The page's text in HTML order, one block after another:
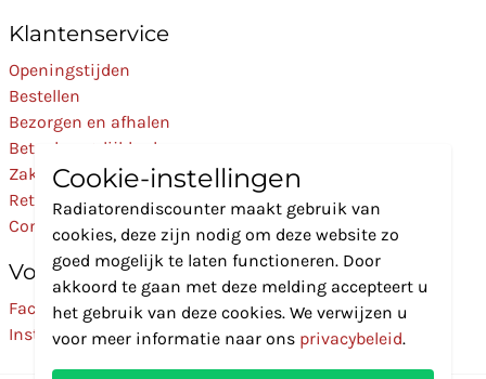
Klantenservice
Openingstijden
Bestellen
Bezorgen en afhalen
Betaalmogelijkheden
Zakelijk
Retourneren
Contact
Volg Ons
Facebook
Instagram
Cookie-instellingen
Radiatorendiscounter maakt gebruik van
cookies, deze zijn nodig om deze website zo
goed mogelijk te laten functioneren. Door
akkoord te gaan met deze melding accepteert u
het gebruik van deze cookies. We verwijzen u
voor meer informatie naar ons privacybeleid.